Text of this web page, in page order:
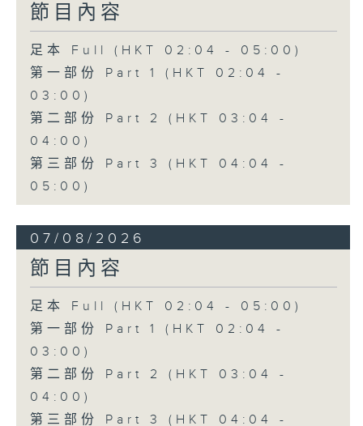
節目內容
足本 Full (HKT 02:04 - 05:00)
第一部份 Part 1 (HKT 02:04 -
03:00)
第二部份 Part 2 (HKT 03:04 -
04:00)
第三部份 Part 3 (HKT 04:04 -
05:00)
07/08/2026
節目內容
足本 Full (HKT 02:04 - 05:00)
第一部份 Part 1 (HKT 02:04 -
03:00)
第二部份 Part 2 (HKT 03:04 -
04:00)
第三部份 Part 3 (HKT 04:04 -